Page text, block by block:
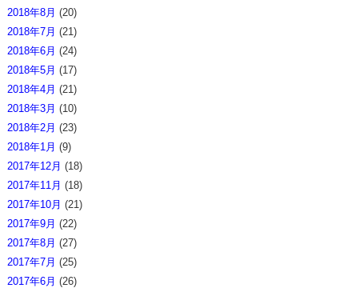
2018年8月 (20)
2018年7月 (21)
2018年6月 (24)
2018年5月 (17)
2018年4月 (21)
2018年3月 (10)
2018年2月 (23)
2018年1月 (9)
2017年12月 (18)
2017年11月 (18)
2017年10月 (21)
2017年9月 (22)
2017年8月 (27)
2017年7月 (25)
2017年6月 (26)